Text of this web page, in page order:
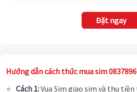
Đặt ngay
Hướng dẫn cách thức mua sim
Cách 1:Vua Sim giao sim và thu